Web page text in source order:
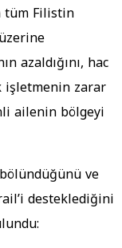
tüm Filistin
azaldığını, hac
zarar
ailenin bölgeyi
ve
desteklediğini